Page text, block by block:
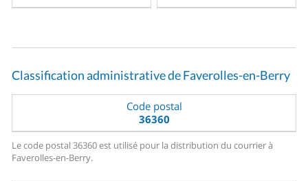
Classification administrative de Faverolles-en-Berry
Code postal
36360
Le code postal 36360 est utilisé pour la distribution du courrier à
Faverolles-en-Berry.